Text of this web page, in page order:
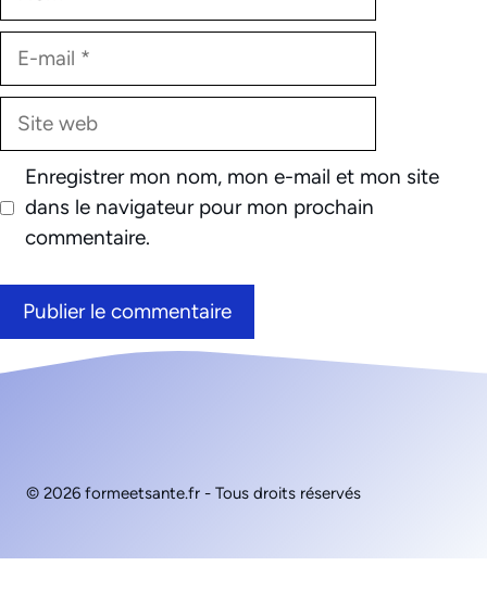
E-
Site
Enregistrer mon nom, mon e-mail et mon site
dans le navigateur pour mon prochain
commentaire.
© 2026 formeetsante.fr - Tous droits réservés